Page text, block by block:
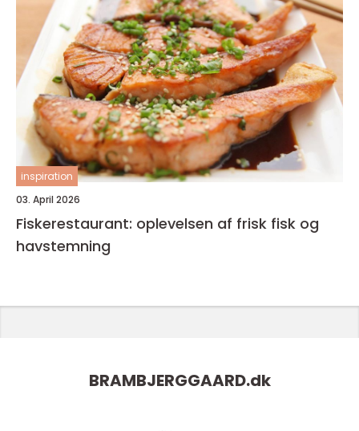
inspiration
03. April 2026
Fiskerestaurant: oplevelsen af frisk fisk og
havstemning
BRAMBJERGGAARD.dk